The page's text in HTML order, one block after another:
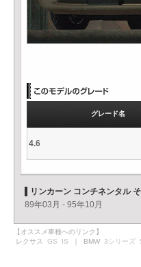
グレード名
4.6
リンカーン コンチネンタル
89年03月 - 95年10月
【オススメ車種へのリンク】
レクサス GS IS ｜ BMW 3シリーズ